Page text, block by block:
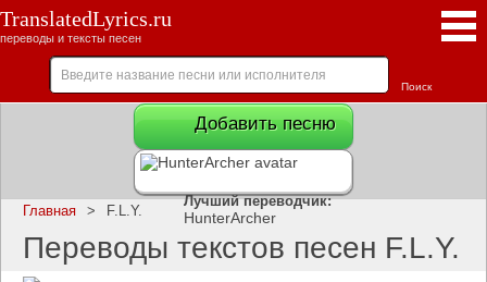
TranslatedLyrics.ru
переводы и тексты песен
Добавить песню
Лучший переводчик:
HunterArcher
Главная > F.L.Y.
Переводы текстов песен F.L.Y.